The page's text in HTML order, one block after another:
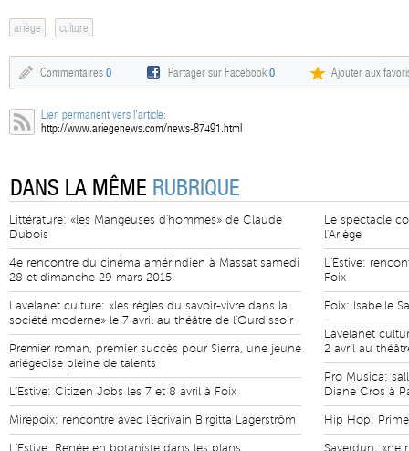
ariège culture
Commentaires 0 Partager sur Facebook0 Ajouter aux
Lien permanent vers l'article:
http://www.ariegenews.com/news-87491.html
DANS LA MÊME RUBRIQUE
Littérature: «les Mangeuses d'hommes» de Claude
Dubois
4e rencontre du cinéma amérindien à Massat samedi
28 et dimanche 29 mars 2015
Lavelanet culture: «les règles du savoir-vivre dans la
société moderne» le 7 avril au théâtre de l'Ourdissoir
Premier roman, premier succès pour Sierra, une jeune
ariégeoise pleine de talents
L'Estive: Citizen Jobs les 7 et 8 avril à Foix
Mirepoix: rencontre avec l'écrivain Birgitta Lagerström
L'Estive: Renée en botaniste dans les plans
Le spectacle
l'Ariège
L'Estive:
Foix
Foix: Isabelle
Lavelanet
2 avril au
Pro Musica:
Diane Cros à
Hip Hop:
Saverdun: «ne